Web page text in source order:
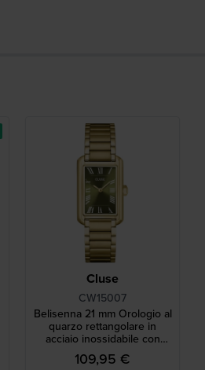
Cluse
CW15007
Belisenna 21 mm Orologio al
quarzo rettangolare in
acciaio inossidabile con
indici romani.
109,95 €